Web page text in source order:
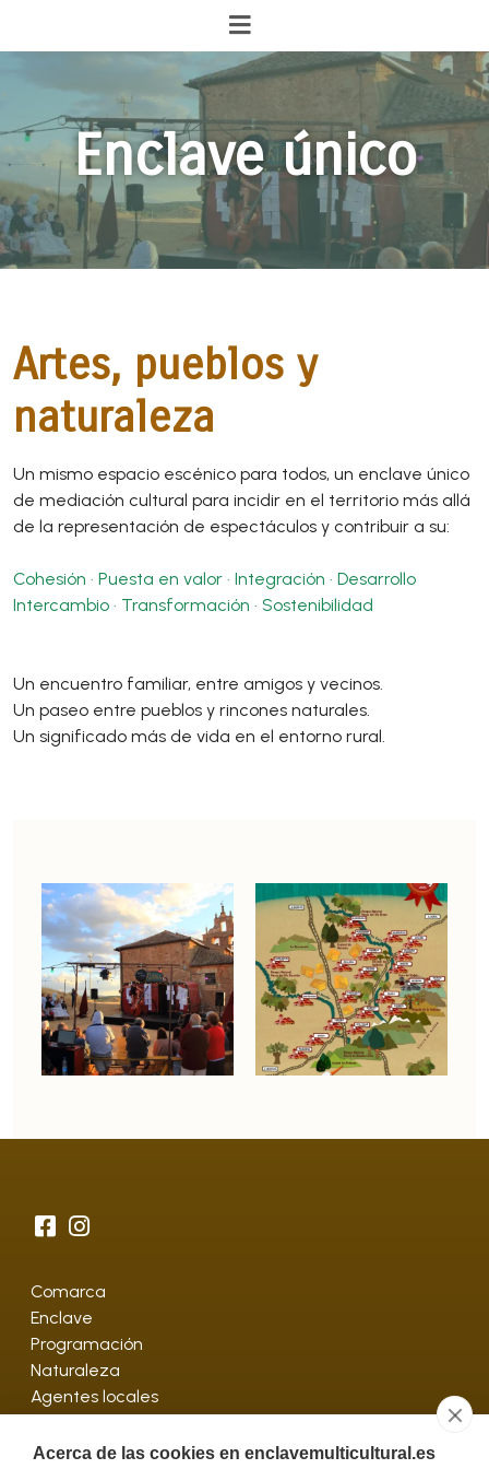
Acerca de las cookies en enclavemulticultural.es
Enclave único
Artes, pueblos y
naturaleza
Un mismo espacio escénico para todos, un enclave único
de mediación cultural para incidir en el territorio más allá
de la representación de espectáculos y contribuir a su:
Cohesión · Puesta en valor · Integración · Desarrollo
Intercambio · Transformación · Sostenibilidad
Un encuentro familiar, entre amigos y vecinos.
Un paseo entre pueblos y rincones naturales.
Un significado más de vida en el entorno rural.
Comarca
Enclave
Programación
Naturaleza
Agentes locales